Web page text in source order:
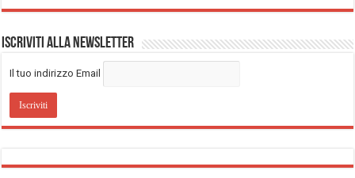
Iscriviti alla Newsletter
Il tuo indirizzo Email